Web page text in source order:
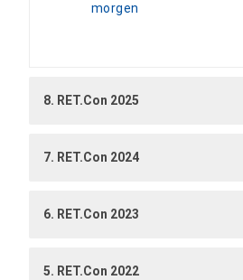
morgen
8. RET.Con 2025
7. RET.Con 2024
6. RET.Con 2023
5. RET.Con 2022